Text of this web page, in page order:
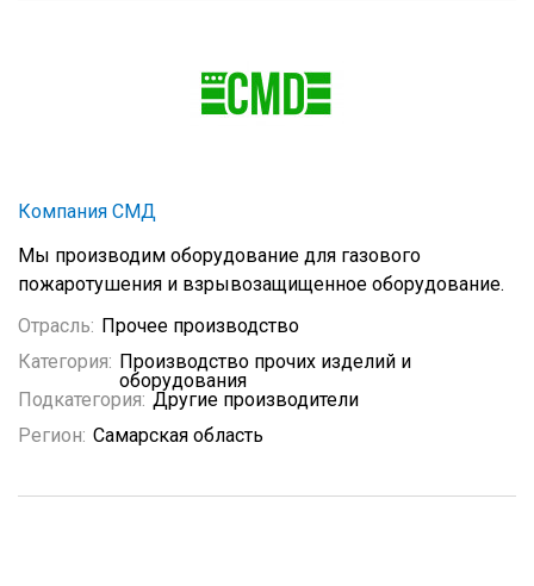
Компания СМД
Мы производим оборудование для газового
пожаротушения и взрывозащищенное оборудование.
Отрасль: Прочее производство
Категория: Производство прочих изделий и
оборудования
Подкатегория: Другие производители
Регион: Самарская область